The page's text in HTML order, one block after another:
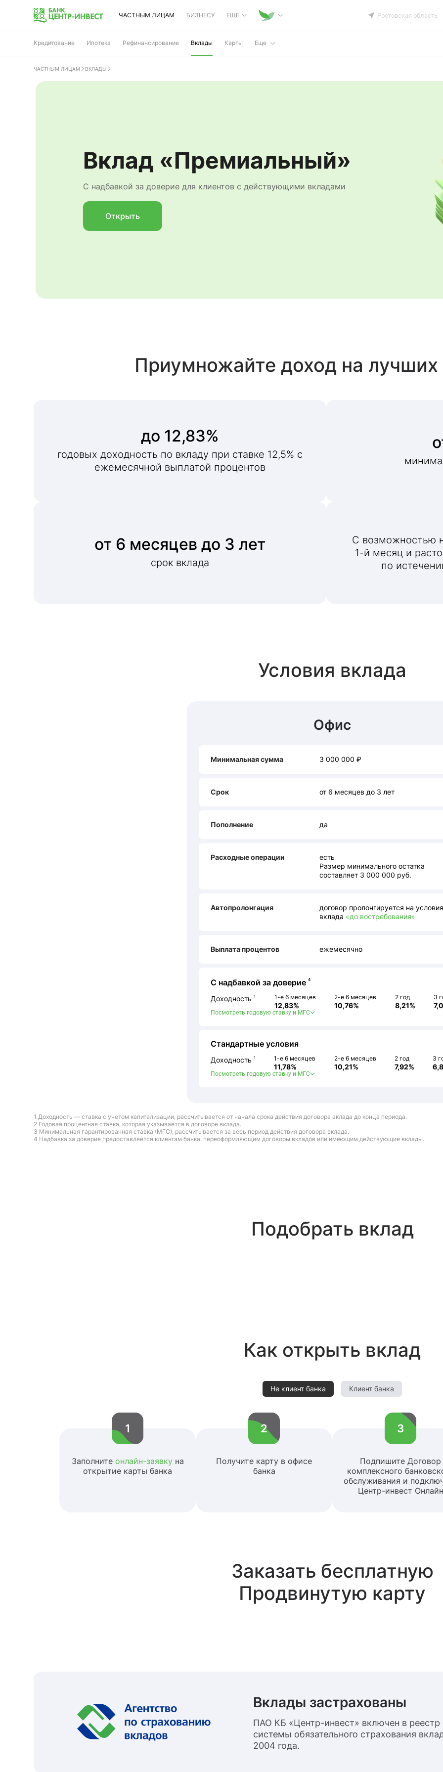
ЧАСТНЫМ ЛИЦАМ БИЗНЕСУ ЕЩЕ Ростовская область
Кредитование Ипотека Рефинансирование Вклады Карты Еще
ЧАСТНЫМ ЛИЦАМ ВКЛАДЫ
Вклад «Премиальный»
С надбавкой за доверие для клиентов с действующими вкладами
Открыть
Приумножайте доход на лучших
до 12,83%
годовых доходность по вкладу при ставке 12,5% с
ежемесячной выплатой процентов
от 6 месяцев до 3 лет
срок вклада
С возможностью
1-й месяц и
по
Условия вклада
Офис
Минимальная сумма 3 000 000 ₽
Срок от 6 месяцев до 3 лет
Пополнение да
Расходные операции
есть
Размер минимального остатка
составляет 3 000 000 руб.
Автопролонгация
договор пролонгируется на
вклада «до востребования»
Выплата процентов ежемесячно
С надбавкой за доверие 4
Доходность 1 1-е 6 месяцев
12,83%
2-е 6 месяцев
10,76%
2 год
8,21%
3
Посмотреть годовую ставку и МГС
Стандартные условия
Доходность 1 1-е 6 месяцев
11,78%
2-е 6 месяцев
10,21%
2 год
7,92%
3
Посмотреть годовую ставку и МГС
1 Доходность — ставка с учетом капитализации, рассчитывается от начала срока действия договора вклада до конца периода.
2 Годовая процентная ставка, которая указывается в договоре вклада.
3 Минимальная гарантированная ставка (МГС), рассчитывается за весь период действия договора вклада.
4 Надбавка за доверие предоставляется клиентам банка, переоформляющим договоры вкладов или имеющим действующие вклады.
Подобрать вклад
Как открыть вклад
Не клиент банка Клиент банка
1
Заполните онлайн-заявкуна
открытие карты банка
2
Получите карту в офисе
банка
3
Подпишите Договор
комплексного
обслуживания и
Центр-инвест Онлайн
Заказать бесплатную
Продвинутую карту
Вклады застрахованы
ПАО КБ «Центр-инвест» включен в реестр
системы обязательного страхования
2004 года.